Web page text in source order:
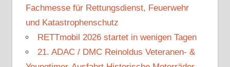
Fachmesse für Rettungsdienst, Feuerwehr
und Katastrophenschutz
RETTmobil 2026 startet in wenigen Tagen
21. ADAC / DMC Reinoldus Veteranen- &